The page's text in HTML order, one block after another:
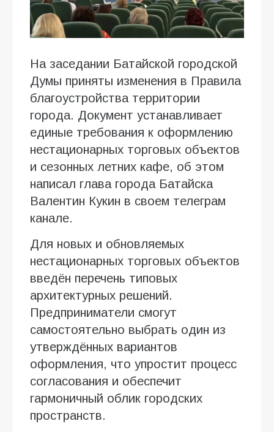
На заседании Батайской городской
Думы приняты изменения в Правила
благоустройства территории
города. Документ устанавливает
единые требования к оформлению
нестационарных торговых объектов
и сезонных летних кафе, об этом
написал глава города Батайска
Валентин Кукин в своем телеграм
канале.
Для новых и обновляемых
нестационарных торговых объектов
введён перечень типовых
архитектурных решений.
Предприниматели смогут
самостоятельно выбрать один из
утверждённых вариантов
оформления, что упростит процесс
согласования и обеспечит
гармоничный облик городских
пространств.